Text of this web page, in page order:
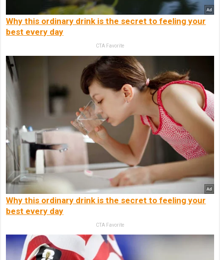
Why this ordinary drink is the secret to feeling your
best every day
CTA Favorite
Why this ordinary drink is the secret to feeling your
best every day
CTA Favorite